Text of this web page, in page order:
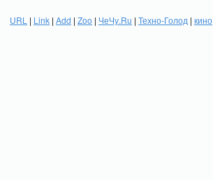
URL | Link | Add | Zoo | ЧеЧу.Ru | Техно-Голод | кино